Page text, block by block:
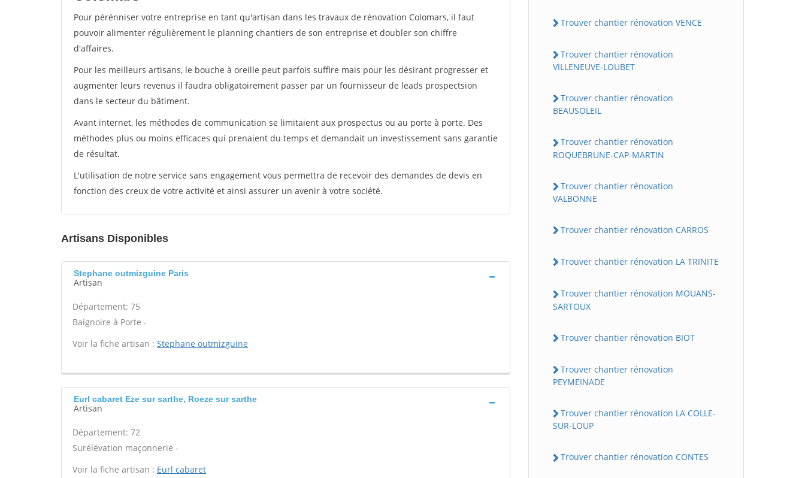
Pour pérénniser votre entreprise en tant qu'artisan dans les travaux de rénovation Colomars, il faut
pouvoir alimenter régulièrement le planning chantiers de son entreprise et doubler son chiffre
d'affaires.
Pour les meilleurs artisans, le bouche à oreille peut parfois suffire mais pour les désirant progresser et
augmenter leurs revenus il faudra obligatoirement passer par un fournisseur de leads prospectsion
dans le secteur du bâtiment.
Avant internet, les méthodes de communication se limitaient aux prospectus ou au porte à porte. Des
méthodes plus ou moins efficaces qui prenaient du temps et demandait un investissement sans garantie
de résultat.
L'utilisation de notre service sans engagement vous permettra de recevoir des demandes de devis en
fonction des creux de votre activité et ainsi assurer un avenir à votre société.
Artisans Disponibles
Stephane outmizguine Paris
Artisan
Département: 75
Baignoire à Porte -
Voir la fiche artisan : Stephane outmizguine
Eurl cabaret Eze sur sarthe, Roeze sur sarthe
Artisan
Département: 72
Surélévation maçonnerie -
Voir la fiche artisan : Eurl cabaret
Trouver chantier rénovation VENCE
Trouver chantier rénovation
VILLENEUVE-LOUBET
Trouver chantier rénovation
BEAUSOLEIL
Trouver chantier rénovation
ROQUEBRUNE-CAP-MARTIN
Trouver chantier rénovation
VALBONNE
Trouver chantier rénovation CARROS
Trouver chantier rénovation LA TRINITE
Trouver chantier rénovation MOUANS-
SARTOUX
Trouver chantier rénovation BIOT
Trouver chantier rénovation
PEYMEINADE
Trouver chantier rénovation LA COLLE-
SUR-LOUP
Trouver chantier rénovation CONTES